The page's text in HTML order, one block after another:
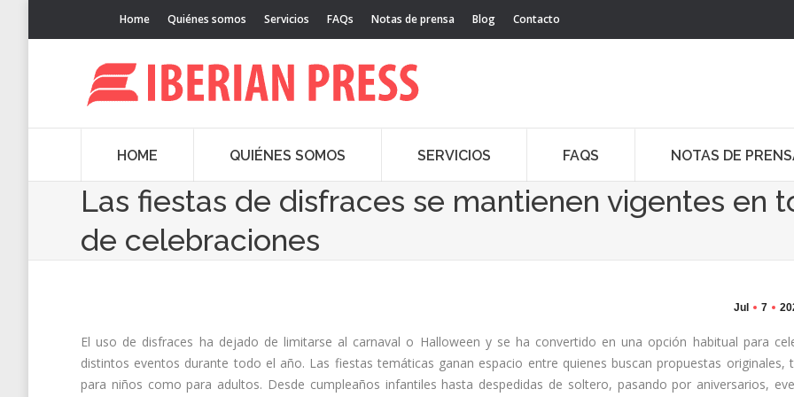
Home Quiénes somos Servicios FAQs Notas de prensa Blog Contacto
HOME QUIÉNES SOMOS SERVICIOS FAQS NOTAS DE
Las fiestas de disfraces se mantienen vigentes en
de celebraciones
Jul 7
El uso de disfraces ha dejado de limitarse al carnaval o Halloween y se ha convertido en una opción habitual para
distintos eventos durante todo el año. Las fiestas temáticas ganan espacio entre quienes buscan propuestas originales,
para niños como para adultos. Desde cumpleaños infantiles hasta despedidas de soltero, pasando por aniversarios,